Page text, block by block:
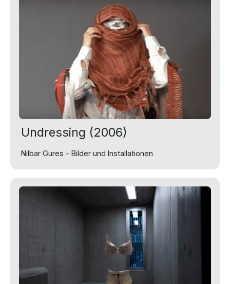
Undressing (2006)
Nilbar Gures - Bilder und Installationen